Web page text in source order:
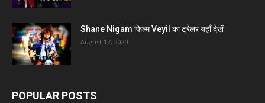
Shane Nigam फिल्म Veyil का ट्रेलर यहाँ देखें
August 17, 2020
POPULAR POSTS